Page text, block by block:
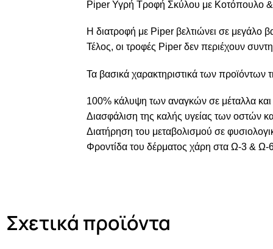
Piper Υγρή Τροφή Σκύλου με Κοτόπουλο
H διατροφή με Piper βελτιώνει σε μεγάλο
Τέλος, οι τροφές Piper δεν περιέχουν
Τα βασικά χαρακτηριστικά των προϊόντων
100% κάλυψη των αναγκών σε μέταλλα και
Διασφάλιση της καλής υγείας των οστών
Διατήρηση του μεταβολισμού σε
Φροντίδα του δέρματος χάρη στα Ω-3 & Ω-
Σχετικά προϊόντα